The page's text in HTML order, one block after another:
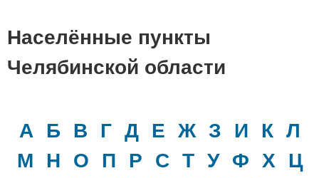
Населённые пункты
Челябинской области
А Б В Г Д Е Ж З И К Л
М
Н О П Р С Т У Ф Х
Ц